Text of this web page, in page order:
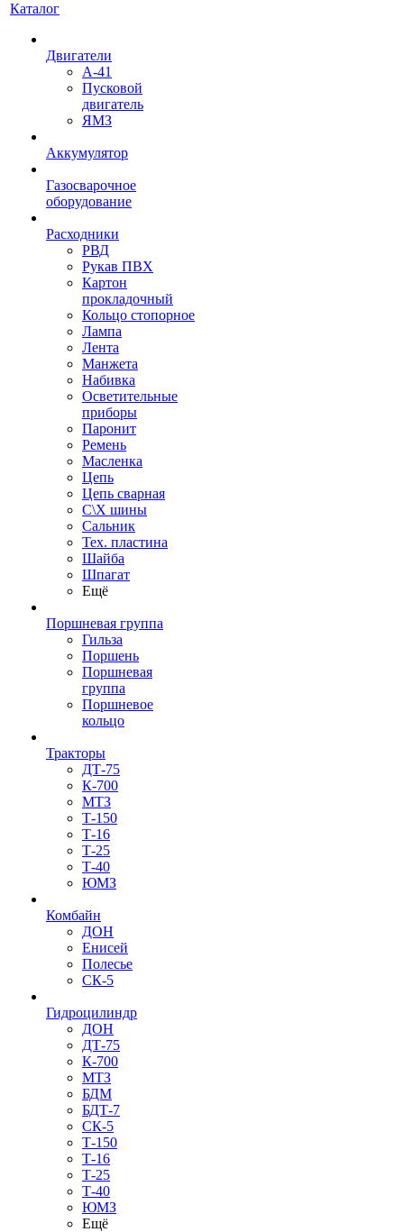
Каталог
Двигатели
А-41
Пусковой
двигатель
ЯМЗ
Аккумулятор
Газосварочное
оборудование
Расходники
РВД
Рукав ПВХ
Картон
прокладочный
Кольцо стопорное
Лампа
Лента
Манжета
Набивка
Осветительные
приборы
Паронит
Ремень
Масленка
Цепь
Цепь сварная
С\Х шины
Сальник
Тех. пластина
Шайба
Шпагат
Ещё
Поршневая группа
Гильза
Поршень
Поршневая
группа
Поршневое
кольцо
Тракторы
ДТ-75
К-700
МТЗ
Т-150
Т-16
Т-25
Т-40
ЮМЗ
Комбайн
ДОН
Енисей
Полесье
СК-5
Гидроцилиндр
ДОН
ДТ-75
К-700
МТЗ
БДМ
БДТ-7
СК-5
Т-150
Т-16
Т-25
Т-40
ЮМЗ
Ещё